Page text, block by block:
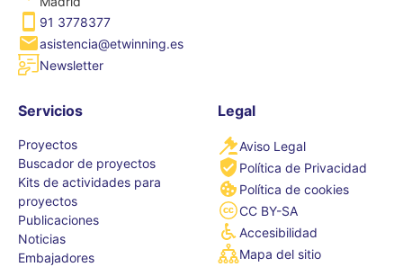
91 3778377
asistencia@etwinning.es
Newsletter
Servicios
Proyectos
Buscador de proyectos
Kits de actividades para
proyectos
Publicaciones
Noticias
Embajadores
Legal
Aviso Legal
Política de Privacidad
Política de cookies
CC BY-SA
Accesibilidad
Mapa del sitio